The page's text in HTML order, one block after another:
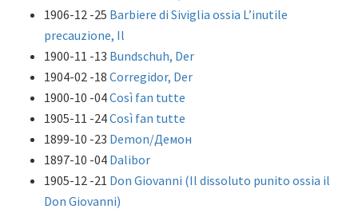
1906-12 -25 Barbiere di Siviglia ossia L’inutile
precauzione, Il
1900-11 -13 Bundschuh, Der
1904-02 -18 Corregidor, Der
1900-10 -04Così fan tutte
1905-11 -24Così fan tutte
1899-10 -23 Demon/Демон
1897-10 -04 Dalibor
1905-12 -21 Don Giovanni (Il dissoluto punito ossia il
Don Giovanni)